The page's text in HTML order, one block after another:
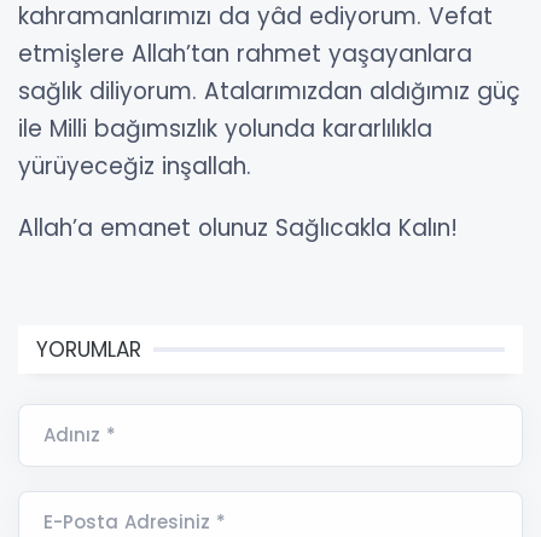
kahramanlarımızı da yâd ediyorum. Vefat
etmişlere Allah’tan rahmet yaşayanlara
sağlık diliyorum. Atalarımızdan aldığımız güç
ile Milli bağımsızlık yolunda kararlılıkla
yürüyeceğiz inşallah.
Allah’a emanet olunuz Sağlıcakla Kalın!
YORUMLAR
Adınız *
E-Posta Adresiniz *